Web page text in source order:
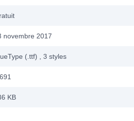
novembre 2017
(.ttf) , 3 styles
KB